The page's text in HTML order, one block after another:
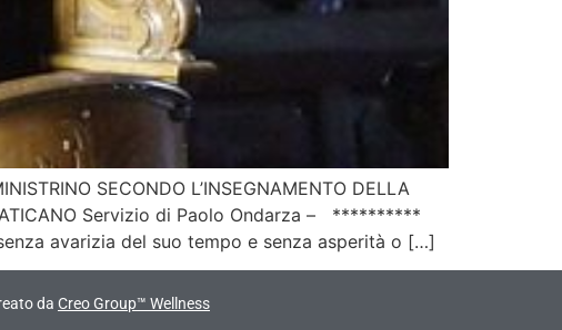
SECONDO L’INSEGNAMENTO DELLA
VATICANO Servizio di Paolo Ondarza – **********
avarizia del suo tempo e senza asperità o […]
da Creo Group™ Wellness